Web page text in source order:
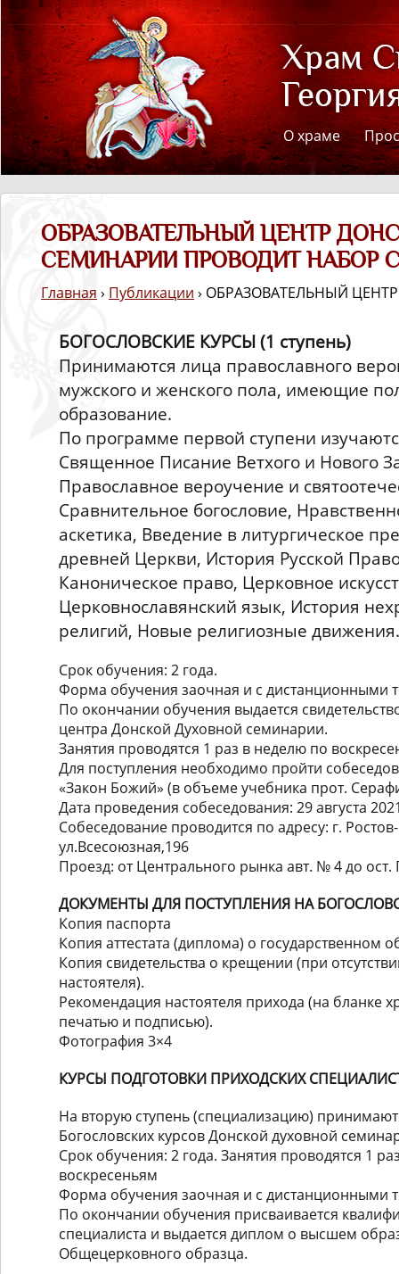
О храме
ОБРАЗОВАТЕЛЬНЫЙ ЦЕНТР
СЕМИНАРИИ ПРОВОДИТ НАБОР
Главная › Публикации › ОБРАЗОВАТЕЛЬНЫЙ
БОГОСЛОВСКИЕ КУРСЫ (1 ступень)
Принимаются лица православного
мужского и женского пола, имеющие
образование.
По программе первой ступени
Священное Писание Ветхого и Нового
Православное вероучение и
Сравнительное богословие,
аскетика, Введение в литургическое
древней Церкви, История Русской
Каноническое право, Церковное
Церковнославянский язык, История
религий, Новые религиозные движения.
Срок обучения: 2 года.
Форма обучения заочная и с дистанционными
По окончании обучения выдается
центра Донской Духовной семинарии.
Занятия проводятся 1 раз в неделю по
Для поступления необходимо пройти
«Закон Божий» (в объеме учебника прот.
Дата проведения собеседования: 29 августа
Собеседование проводится по адресу: г.
ул.Всесоюзная,196
Проезд: от Центрального рынка авт. № 4 до
ДОКУМЕНТЫ ДЛЯ ПОСТУПЛЕНИЯ НА
Копия паспорта
Копия аттестата (диплома) о государственном
Копия свидетельства о крещении (при
настоятеля).
Рекомендация настоятеля прихода (на бланке
печатью и подписью).
Фотография 3×4
КУРСЫ ПОДГОТОВКИ ПРИХОДСКИХ
На вторую ступень (специализацию)
Богословских курсов Донской духовной
Срок обучения: 2 года. Занятия проводятся 1
воскресеньям
Форма обучения заочная и с дистанционными
По окончании обучения присваивается
специалиста и выдается диплом о высшем
Общецерковного образца.